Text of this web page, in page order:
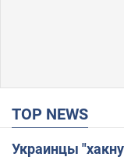
TOP NEWS
Украинцы